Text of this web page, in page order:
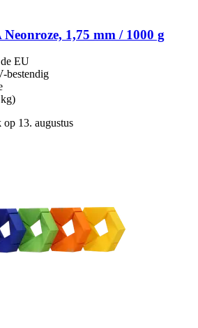
Neonroze, 1,75 mm / 1000 g
EU
bestendig
13. augustus